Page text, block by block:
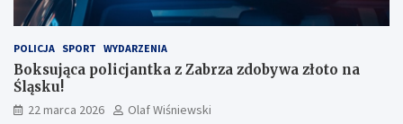
POLICJA SPORT WYDARZENIA
Boksująca policjantka z Zabrza zdobywa złoto na
Śląsku!
22 marca 2026
Olaf Wiśniewski